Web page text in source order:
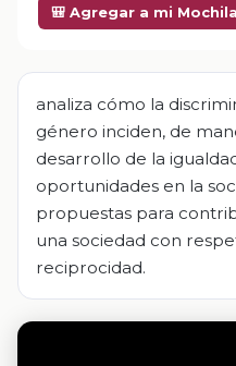
🎒 Agregar a mi Mochila
analiza cómo la
género inciden, de
desarrollo de la
oportunidades en la
propuestas para
una sociedad con
reciprocidad.